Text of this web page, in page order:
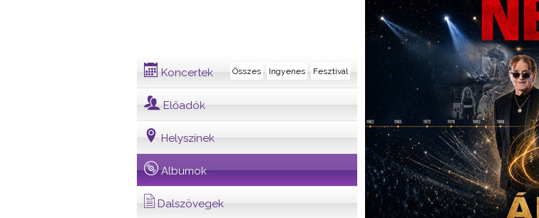
Koncertek Fesztivál
Ingyenes
Összes
Előadók
Helyszínek
Albumok
Dalszövegek